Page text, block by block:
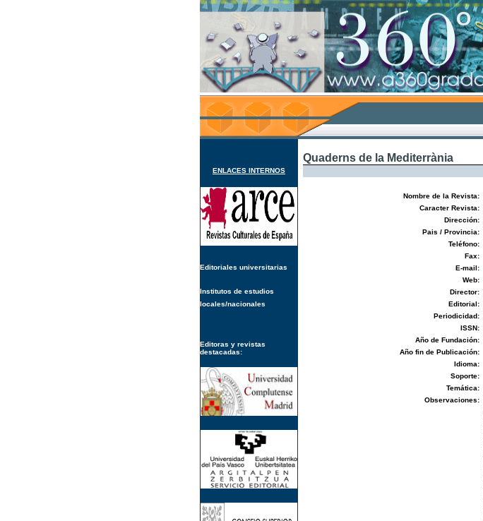
ENLACES INTERNOS
Editoriales universitarias
Institutos de estudios
locales/nacionales
Editoras y revistas
destacadas:
Quaderns de la Mediterrània
Nombre de la Revista:
Caracter Revista:
Dirección:
Pais / Provincia:
Teléfono:
Fax:
E-mail:
Web:
Director:
Editorial:
Periodicidad:
ISSN:
Año de Fundación:
Año fin de Publicación:
Idioma:
Soporte:
Temática:
Observaciones: